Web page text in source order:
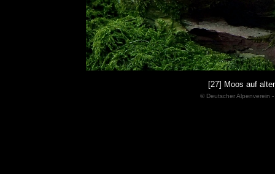
[27] Moos auf
© Deutscher Alpenverein